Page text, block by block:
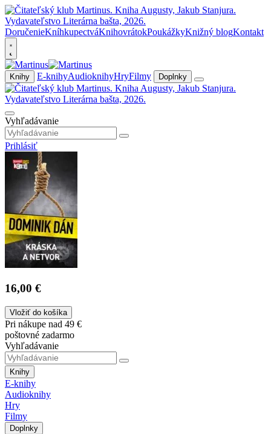
DoručenieKníhkupectváKnihovrátokPoukážkyKnižný blogKontakt
Knihy E-knihyAudioknihyHryFilmy Doplnky
Vyhľadávanie
Prihlásiť
16,00 €
Vložiť do košíka
Pri nákupe nad 49 €
poštovné zadarmo
Vyhľadávanie
Knihy
E-knihy
Audioknihy
Hry
Filmy
Doplnky